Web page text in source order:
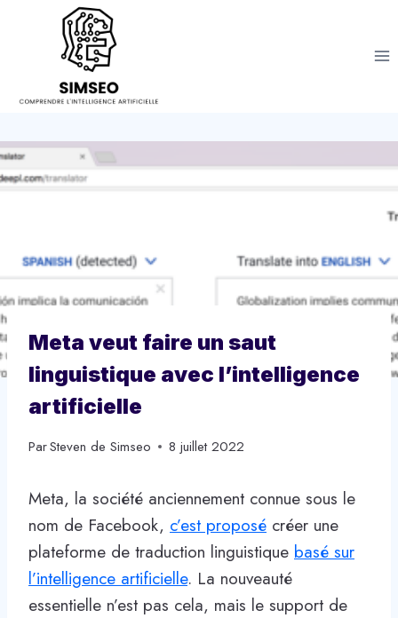
Meta veut faire un saut
linguistique avec l’intelligence
artificielle
ParSteven de Simseo 8 juillet 2022
Meta, la société anciennement connue sous le
nom de Facebook, c’est proposé créer une
plateforme de traduction linguistique basé sur
l’intelligence artificielle. La nouveauté
essentielle n’est pas cela, mais le support de